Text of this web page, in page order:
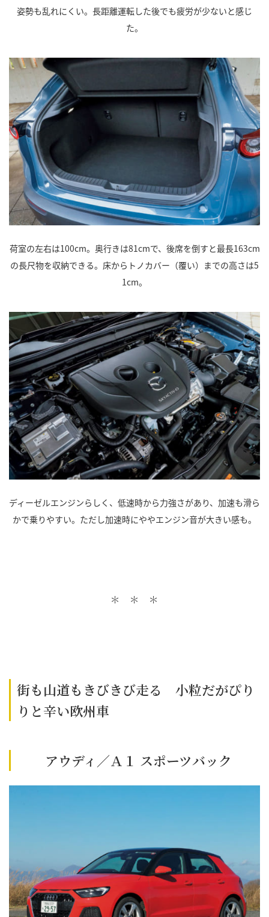
姿勢も乱れにくい。長距離運転した後でも疲労が少ないと感じ
た。
荷室の左右は100cm。奥行きは81cmで、後席を倒すと最長163cm
の長尺物を収納できる。床からトノカバー（覆い）までの高さは5
1cm。
ディーゼルエンジンらしく、低速時から力強さがあり、加速も滑ら
かで乗りやすい。ただし加速時にややエンジン音が大きい感も。
＊ ＊ ＊
街も山道もきびきび走る 小粒だがぴり
りと辛い欧州車
アウディ／Ａ１ スポーツバック